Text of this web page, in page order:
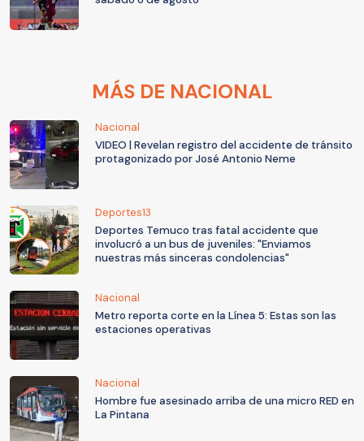
MÁS DE NACIONAL
Nacional
VIDEO | Revelan registro del accidente de tránsito
protagonizado por José Antonio Neme
Deportes13
Deportes Temuco tras fatal accidente que
involucró a un bus de juveniles: "Enviamos
nuestras más sinceras condolencias"
Nacional
Metro reporta corte en la Línea 5: Estas son las
estaciones operativas
Nacional
Hombre fue asesinado arriba de una micro RED en
La Pintana